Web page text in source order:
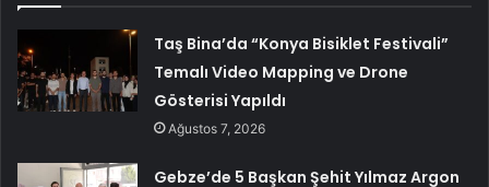
Taş Bina’da “Konya Bisiklet Festivali”
Temalı Video Mapping ve Drone
Gösterisi Yapıldı
Ağustos 7, 2026
Gebze’de 5 Başkan Şehit Yılmaz Argon